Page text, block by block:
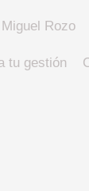
Rozo
tu gestión